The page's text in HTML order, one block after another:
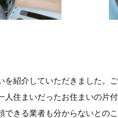
紹介していただきました。
人住まいだったお住まいの片
できる業者も分からないとの